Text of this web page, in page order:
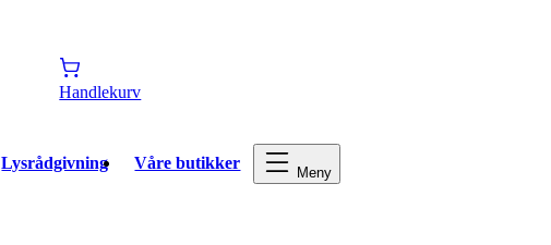
Handlekurv
Lysrådgivning Våre butikker Meny